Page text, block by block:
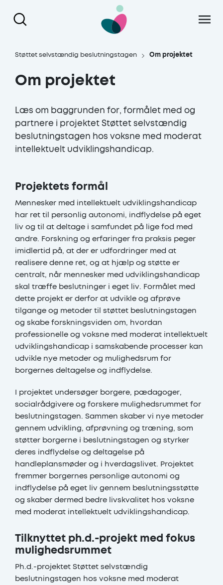
Støttet selvstændig beslutningstagen Om projektet
Om projektet
Læs om baggrunden for, formålet med og
partnere i projektet Støttet selvstændig
beslutningstagen hos voksne med moderat
intellektuelt udviklingshandicap.
Projektets formål
Mennesker med intellektuelt udviklingshandicap
har ret til personlig autonomi, indflydelse på eget
liv og til at deltage i samfundet på lige fod med
andre. Forskning og erfaringer fra praksis peger
imidlertid på, at der er udfordringer med at
realisere denne ret, og at hjælp og støtte er
centralt, når mennesker med udviklingshandicap
skal træffe beslutninger i eget liv. Formålet med
dette projekt er derfor at udvikle og afprøve
tilgange og metoder til støttet beslutningstagen
og skabe forskningsviden om, hvordan
professionelle og voksne med moderat intellektuelt
udviklingshandicap i samskabende processer kan
udvikle nye metoder og mulighedsrum for
borgernes deltagelse og indflydelse.
I projektet undersøger borgere, pædagoger,
socialrådgivere og forskere mulighedsrummet for
beslutningstagen. Sammen skaber vi nye metoder
gennem udvikling, afprøvning og træning, som
støtter borgerne i beslutningstagen og styrker
deres indflydelse og deltagelse på
handleplansmøder og i hverdagslivet. Projektet
fremmer borgernes personlige autonomi og
indflydelse på eget liv gennem beslutningsstøtte
og skaber dermed bedre livskvalitet hos voksne
med moderat intellektuelt udviklingshandicap.
Tilknyttet ph.d.-projekt med fokus
mulighedsrummet
Ph.d.-projektet Støttet selvstændig
beslutningstagen hos voksne med moderat